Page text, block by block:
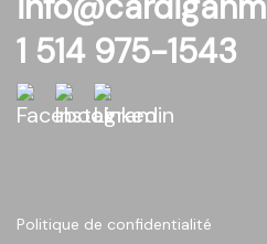
1 514 975-1543
Politique de confidentialité